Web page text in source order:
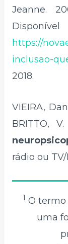
Jeanne.
https://
inclusao-
2018.
VIEIRA,
BRITTO,
rádio ou
1 O termo
uma